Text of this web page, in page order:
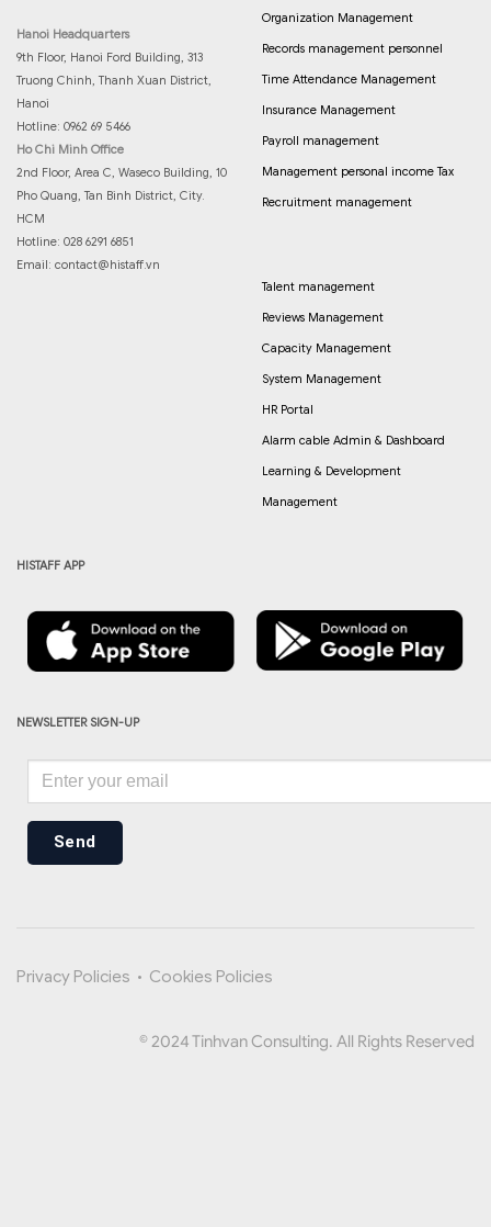
Hanoi Headquarters
9th Floor, Hanoi Ford Building, 313
Truong Chinh, Thanh Xuan District,
Hanoi
Hotline: 0962 69 5466
Ho Chi Minh Office
2nd Floor, Area C, Waseco Building, 10
Pho Quang, Tan Binh District, City.
HCM
Hotline: 028 6291 6851
Email: contact@histaff.vn
Organization Management
Records management personnel
Time Attendance Management
Insurance Management
Payroll management
Management personal income Tax
Recruitment management
Talent management
Reviews Management
Capacity Management
System Management
HR Portal
Alarm cable Admin & Dashboard
Learning & Development
Management
HISTAFF APP
NEWSLETTER SIGN-UP
Send
Privacy Policies • Cookies Policies
© 2024 Tinhvan Consulting. All Rights Reserved